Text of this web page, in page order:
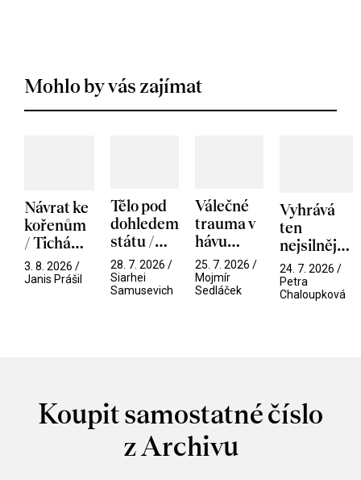
Mohlo by vás zajímat
Návrat ke
kořenům
/ Tichá
přítelkyně
3. 8. 2026 /
Janis Prášil
Tělo pod
dohledem
státu /
Pramen
28. 7. 2026 /
Siarhei
Samusevich
Válečné
trauma v
hávu
spektáklu
/ Odyssea
25. 7. 2026 /
Mojmír
Sedláček
Vyhrává
ten
nejsilnější
/ V nitru
manosféry
24. 7. 2026 /
Petra
Chaloupková
Koupit samostatné číslo
z Archivu